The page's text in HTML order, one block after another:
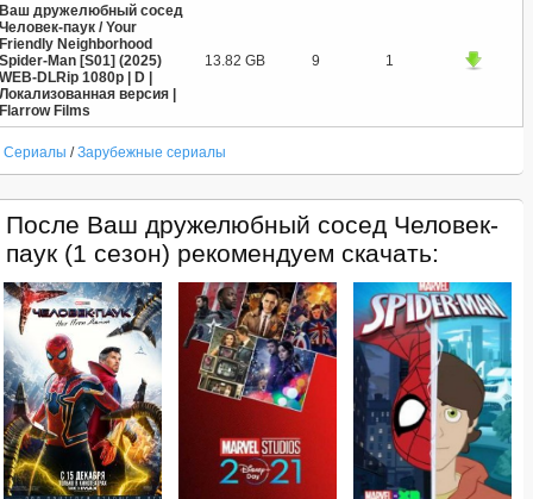
Ваш дружелюбный сосед
Человек-паук / Your
Friendly Neighborhood
Spider-Man [S01] (2025)
WEB-DLRip 1080p | D |
Локализованная версия |
Flarrow Films
13.82 GB 9 1
Сериалы /Зарубежные сериалы
После Ваш дружелюбный сосед Человек-
паук (1 сезон) рекомендуем скачать: